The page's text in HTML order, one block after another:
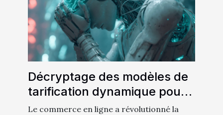
Décryptage des modèles de
tarification dynamique pour
maximiser les profits en ligne
Le commerce en ligne a révolutionné la